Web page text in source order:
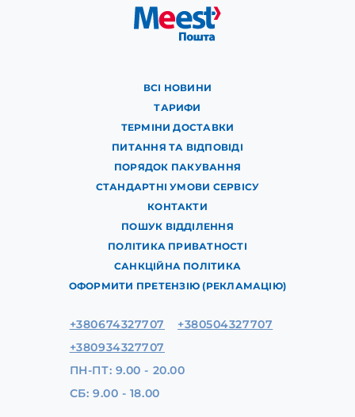
ВСІ НОВИНИ
ТАРИФИ
ТЕРМІНИ ДОСТАВКИ
ПИТАННЯ ТА ВІДПОВІДІ
ПОРЯДОК ПАКУВАННЯ
СТАНДАРТНІ УМОВИ СЕРВІСУ
КОНТАКТИ
ПОШУК ВІДДІЛЕННЯ
ПОЛІТИКА ПРИВАТНОСТІ
САНКЦІЙНА ПОЛІТИКА
ОФОРМИТИ ПРЕТЕНЗІЮ (РЕКЛАМАЦІЮ)
+380674327707
+380504327707
+380934327707
ПН-ПТ: 9.00 - 20.00
СБ: 9.00 - 18.00